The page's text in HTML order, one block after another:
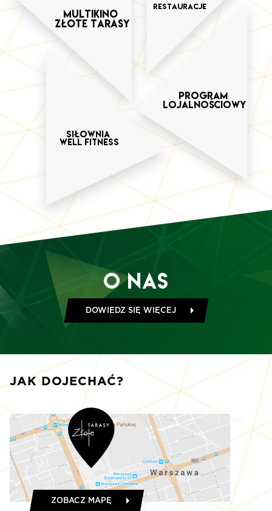
Multikino
Złote tarasy
Restauracje
SIŁOWNIA
WELL FITNESS
Program
Lojalnościowy
O Nas
DOWIEDZ SIĘ WIĘCEJ
JAK DOJECHAĆ?
ZOBACZ MAPĘ